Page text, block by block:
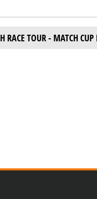
RACE TOUR - MATCH CUP